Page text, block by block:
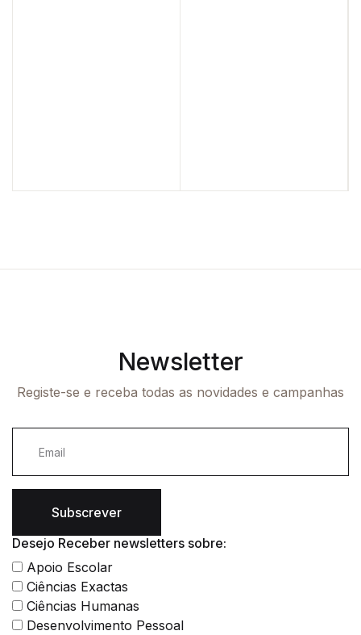
Newsletter
Registe-se e receba todas as novidades e campanhas
Subscrever
Desejo Receber newsletters sobre:
Apoio Escolar
Ciências Exactas
Ciências Humanas
Desenvolvimento Pessoal